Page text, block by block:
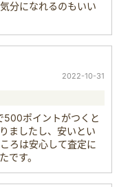
分になれるのもいい
2022-10-31
500ポイントがつくと
ましたし、安いとい
ろは安心して査定に
です。